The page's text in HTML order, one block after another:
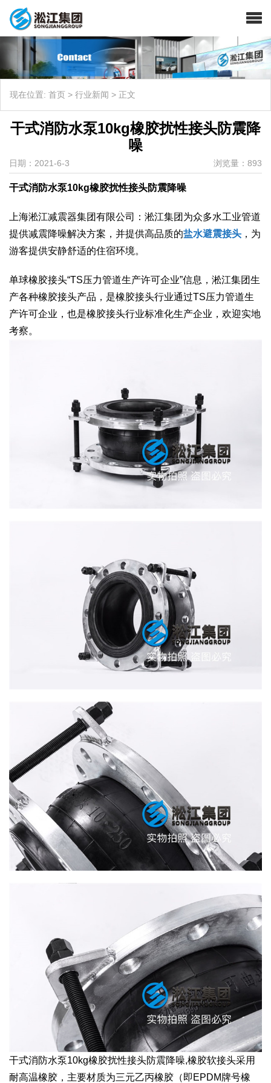
现在位置: 首页 > 行业新闻 > 正文
干式消防水泵10kg橡胶扰性接头防震降
噪
日期：2021-6-3 浏览量：893
干式消防水泵10kg橡胶扰性接头防震降噪
上海淞江减震器集团有限公司：淞江集团为众多水工业管道
提供减震降噪解决方案，并提供高品质的盐水避震接头 ，为
游客提供安静舒适的住宿环境。
单球橡胶接头“TS压力管道生产许可企业”信息，淞江集团生
产各种橡胶接头产品，是橡胶接头行业通过TS压力管道生
产许可企业，也是橡胶接头行业标准化生产企业，欢迎实地
考察。
干式消防水泵10kg橡胶扰性接头防震降噪,橡胶软接头采用
耐高温橡胶，主要材质为三元乙丙橡胶（即EPDM牌号橡